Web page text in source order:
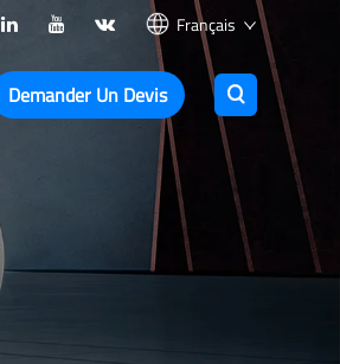
Français
Demander Un Devis